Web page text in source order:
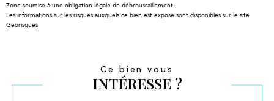
Zone soumise à une obligation légale de débroussaillement.
Les informations sur les risques auxquels ce bien est exposé sont disponibles sur le site
Géorisques
Ce bien vous
INTÉRESSE ?